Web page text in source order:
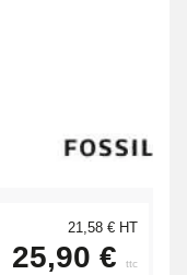
21,58 € HT
25,90 € ttc